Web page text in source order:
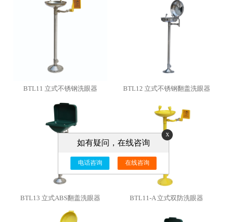
BTL11 立式不锈钢洗眼器 BTL12 立式不锈钢翻盖洗眼器
BTL13 立式ABS翻盖洗眼器 BTL11-A 立式双防洗眼器
x
如有疑问，在线咨询
电话咨询 在线咨询